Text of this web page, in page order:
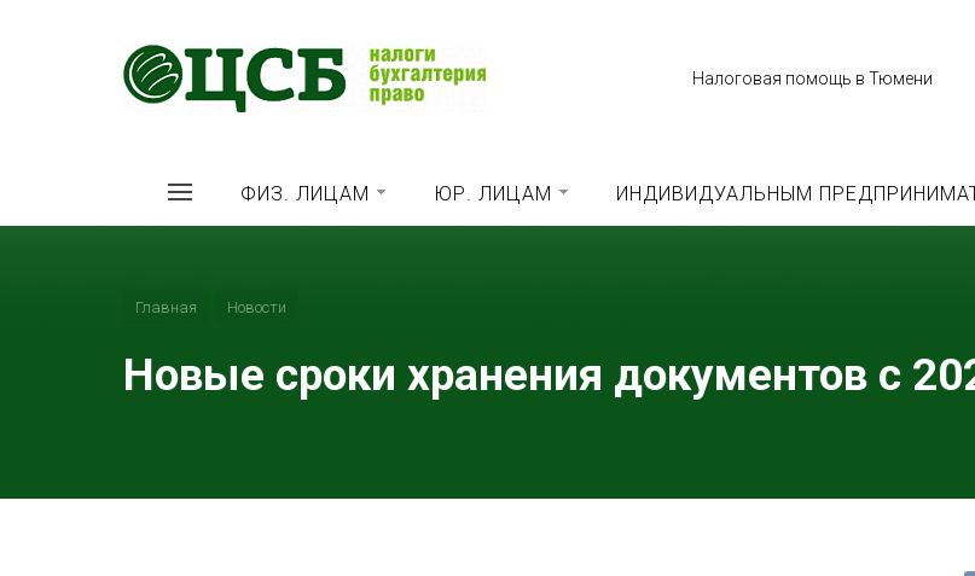
Налоговая помощь в Тюмени
ФИЗ. ЛИЦАМ ЮР. ЛИЦАМ ИНДИВИДУАЛЬНЫМ
Главная Новости
Новые сроки хранения документов с